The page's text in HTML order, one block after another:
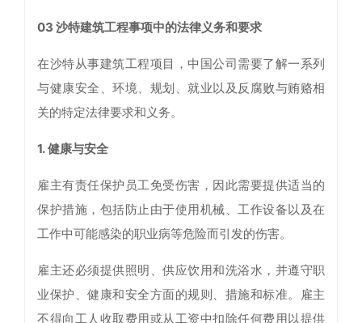
03 沙特建筑工程事项中的法律义务和要求
在沙特从事建筑工程项目，中国公司需要了解一系列
与健康安全、环境、规划、就业以及反腐败与贿赂相
关的特定法律要求和义务。
1. 健康与安全
雇主有责任保护员工免受伤害，因此需要提供适当的
保护措施，包括防止由于使用机械、工作设备以及在
工作中可能感染的职业病等危险而引发的伤害。
雇主还必须提供照明、供应饮用和洗浴水，并遵守职
业保护、健康和安全方面的规则、措施和标准。雇主
不得向工人收取费用或从工资中扣除任何费用以提供